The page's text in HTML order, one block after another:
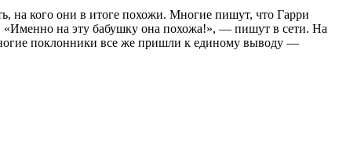
на кого они в итоге похожи. Многие пишут, что Гарри
на эту бабушку она похожа!», — пишут в сети. На
поклонники все же пришли к единому выводу —